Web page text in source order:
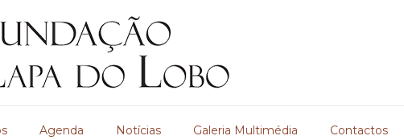
Agenda Notícias Galeria Multimédia Contactos